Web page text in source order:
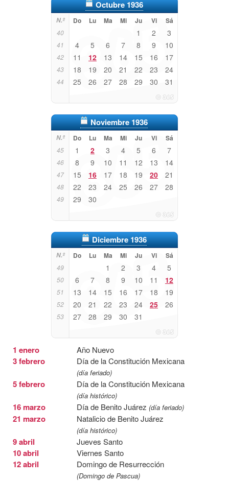
Octubre 1936
N.º Do Lu Ma Mi Ju Vi Sá
40 1 2 3
41 4 5 6 7 8 9 10
42 11 12 13 14 15 16 17
43 18 19 20 21 22 23 24
44 25 26 27 28 29 30 31
Noviembre 1936
N.º Do Lu Ma Mi Ju Vi Sá
45 1 2 3 4 5 6 7
46 8 9 10 11 12 13 14
47 15 16 17 18 19 20 21
48 22 23 24 25 26 27 28
49 29 30
Diciembre 1936
N.º Do Lu Ma Mi Ju Vi Sá
49 1 2 3 4 5
50 6 7 8 9 10 11 12
51 13 14 15 16 17 18 19
52 20 21 22 23 24 25 26
53 27 28 29 30 31
1 enero Año Nuevo
3 febrero Día de la Constitución Mexicana
(día feriado)
5 febrero Día de la Constitución Mexicana
(día histórico)
16 marzo Día de Benito Juárez (día feriado)
21 marzo Natalicio de Benito Juárez
(día histórico)
9 abril Jueves Santo
10 abril Viernes Santo
12 abril Domingo de Resurrección
(Domingo de Pascua)